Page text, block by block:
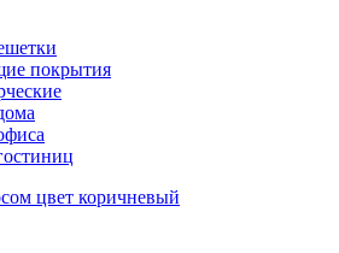
покрытия
цвет коричневый